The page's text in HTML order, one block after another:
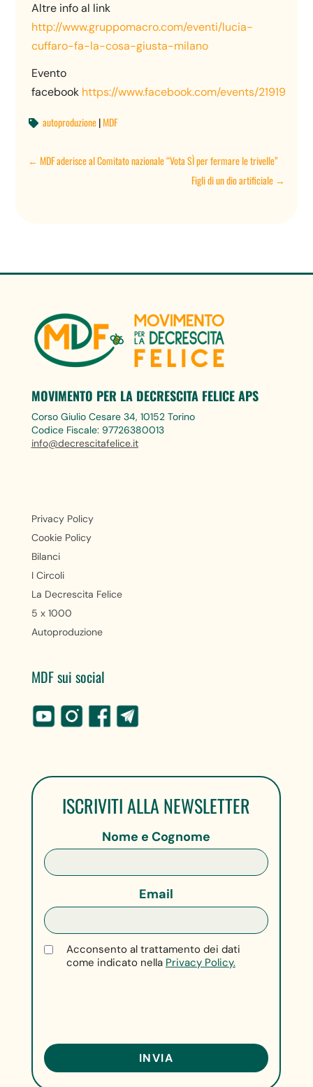
Altre info al link
http://www.gruppomacro.com/eventi/lucia-
cuffaro-fa-la-cosa-giusta-milano
Evento
facebook https://www.facebook.com/events/
 autoproduzione|MDF
←MDF aderisce al Comitato nazionale “Vota SÌ per fermare le trivelle”
Figli di un dio artificiale→
MOVIMENTO PER LA DECRESCITA FELICE APS
Corso Giulio Cesare 34, 10152 Torino
Codice Fiscale: 97726380013
info@decrescitafelice.it
Privacy Policy
Cookie Policy
Bilanci
I Circoli
La Decrescita Felice
5 x 1000
Autoproduzione
MDF sui social
ISCRIVITI ALLA NEWSLETTER
Nome e Cognome
Email
Acconsento al trattamento dei dati
come indicato nella Privacy Policy.